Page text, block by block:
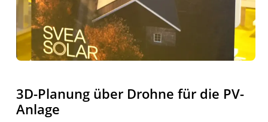
3D-Planung über Drohne für die PV-
Anlage